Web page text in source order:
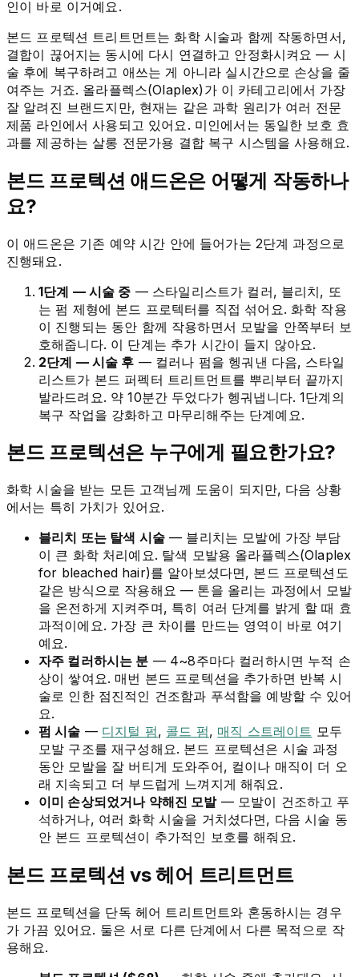
인이 바로 이거예요.
본드 프로텍션 트리트먼트는 화학 시술과 함께 작동하면서,
결합이 끊어지는 동시에 다시 연결하고 안정화시켜요 — 시
술 후에 복구하려고 애쓰는 게 아니라 실시간으로 손상을 줄
여주는 거죠. 올라플렉스(Olaplex)가 이 카테고리에서 가장
잘 알려진 브랜드지만, 현재는 같은 과학 원리가 여러 전문
제품 라인에서 사용되고 있어요. 미인에서는 동일한 보호 효
과를 제공하는 살롱 전문가용 결합 복구 시스템을 사용해요.
본드 프로텍션 애드온은 어떻게 작동하나
요?
이 애드온은 기존 예약 시간 안에 들어가는 2단계 과정으로
진행돼요.
1단계 — 시술 중 — 스타일리스트가 컬러, 블리치, 또
는 펌 제형에 본드 프로텍터를 직접 섞어요. 화학 작용
이 진행되는 동안 함께 작용하면서 모발을 안쪽부터 보
호해줍니다. 이 단계는 추가 시간이 들지 않아요.
2단계 — 시술 후 — 컬러나 펌을 헹궈낸 다음, 스타일
리스트가 본드 퍼펙터 트리트먼트를 뿌리부터 끝까지
발라드려요. 약 10분간 두었다가 헹궈냅니다. 1단계의
복구 작업을 강화하고 마무리해주는 단계예요.
본드 프로텍션은 누구에게 필요한가요?
화학 시술을 받는 모든 고객님께 도움이 되지만, 다음 상황
에서는 특히 가치가 있어요.
블리치 또는 탈색 시술— 블리치는 모발에 가장 부담
이 큰 화학 처리예요. 탈색 모발용 올라플렉스(Olaplex
for bleached hair)를 알아보셨다면, 본드 프로텍션도
같은 방식으로 작용해요 — 톤을 올리는 과정에서 모발
을 온전하게 지켜주며, 특히 여러 단계를 밝게 할 때 효
과적이에요. 가장 큰 차이를 만드는 영역이 바로 여기
예요.
자주 컬러하시는 분 — 4~8주마다 컬러하시면 누적 손
상이 쌓여요. 매번 본드 프로텍션을 추가하면 반복 시
술로 인한 점진적인 건조함과 푸석함을 예방할 수 있어
요.
펌 시술 — 디지털 펌, 콜드 펌, 매직 스트레이트 모두
모발 구조를 재구성해요. 본드 프로텍션은 시술 과정
동안 모발을 잘 버티게 도와주어, 컬이나 매직이 더 오
래 지속되고 더 부드럽게 느껴지게 해줘요.
이미 손상되었거나 약해진 모발— 모발이 건조하고 푸
석하거나, 여러 화학 시술을 거치셨다면, 다음 시술 동
안 본드 프로텍션이 추가적인 보호를 해줘요.
본드 프로텍션 vs 헤어 트리트먼트
본드 프로텍션을 단독 헤어 트리트먼트와 혼동하시는 경우
가 가끔 있어요. 둘은 서로 다른 단계에서 다른 목적으로 작
용해요.